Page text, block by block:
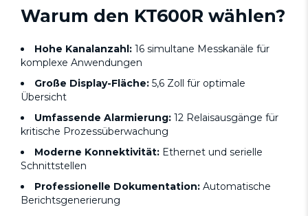
Warum den KT600R wählen?
Hohe Kanalanzahl: 16 simultane Messkanäle für
komplexe Anwendungen
Große Display-Fläche: 5,6 Zoll für optimale
Übersicht
Umfassende Alarmierung: 12 Relaisausgänge für
kritische Prozessüberwachung
Moderne Konnektivität: Ethernet und serielle
Schnittstellen
Professionelle Dokumentation: Automatische
Berichtsgenerierung